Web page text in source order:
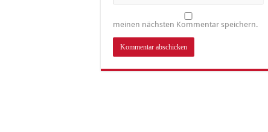
meinen nächsten Kommentar speichern.